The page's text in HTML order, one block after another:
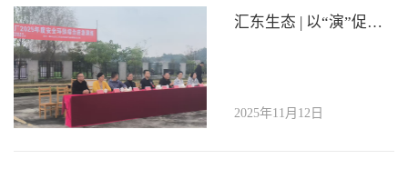
汇东生态 | 以“演”促防 · 以“练”备战——汇东生态兰家桥污水处理厂成功举行安全环保综合应急演练
2025年11月12日